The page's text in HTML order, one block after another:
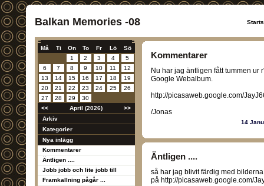
Balkan Memories -08
Må Ti On To Fr Lö
Sö
1
2 3 4
5
6
7 8 9 10 11
12
13
14 15 16 17 18
19
20
21 22 23 24 25
26
27
28 29
30
<<
April (2026)
>>
Arkiv
Kategorier
Nya inlägg
Kommentarer
Äntligen ....
Jobb jobb och lite jobb till
Framkallning pågår ...
Kommentarer
Nu har jag äntligen fått tummen ur
Google Webalbum.
http://picasaweb.google.com/
/Jonas
14
Äntligen ....
så har jag blivit färdig med
på http://picasaweb.google.com/